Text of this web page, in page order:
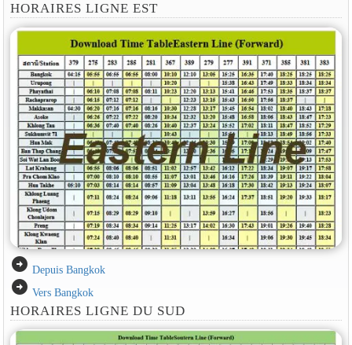
HORAIRES LIGNE EST
arrow_circle_right Depuis Bangkok
arrow_circle_right Vers Bangkok
HORAIRES LIGNE DU SUD